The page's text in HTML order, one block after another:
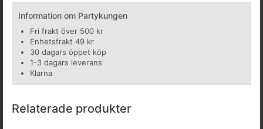
Information om Partykungen
Fri frakt över 500 kr
Enhetsfrakt 49 kr
30 dagars öppet köp
1-3 dagars leverans
Klarna
Relaterade produkter